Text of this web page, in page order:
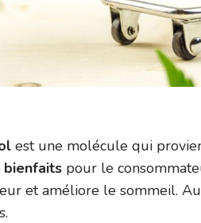
est une molécule qui
bienfaits pour le
et améliore le sommeil.